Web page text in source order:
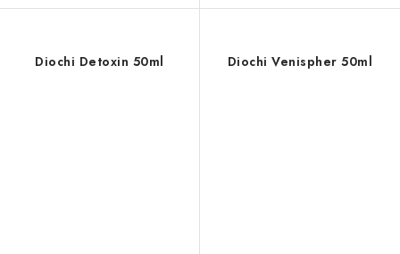
Diochi Detoxin 50ml Diochi Venispher 50ml